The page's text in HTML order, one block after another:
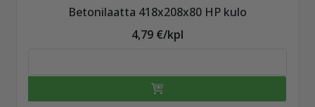
Betonilaatta 418x208x80 HP kulo
4,79 €/kpl